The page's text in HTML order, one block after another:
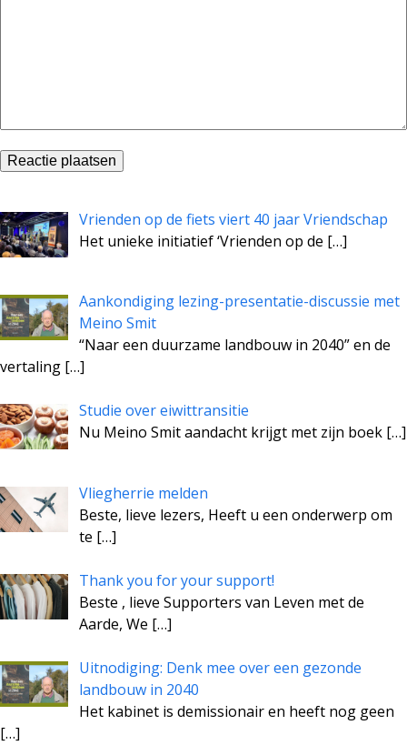
Vrienden op de fiets viert 40 jaar Vriendschap
Het unieke initiatief ‘Vrienden op de […]
Aankondiging lezing-presentatie-discussie met
Meino Smit
“Naar een duurzame landbouw in 2040” en de
vertaling […]
Studie over eiwittransitie
Nu Meino Smit aandacht krijgt met zijn boek […]
Vliegherrie melden
Beste, lieve lezers, Heeft u een onderwerp om
te […]
Thank you for your support!
Beste , lieve Supporters van Leven met de
Aarde, We […]
Uitnodiging: Denk mee over een gezonde
landbouw in 2040
Het kabinet is demissionair en heeft nog geen
[…]